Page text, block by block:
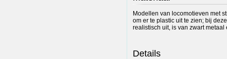
Modellen van locomotieven met
om er te plastic uit te zien; bij
realistisch uit, is van zwart
Details